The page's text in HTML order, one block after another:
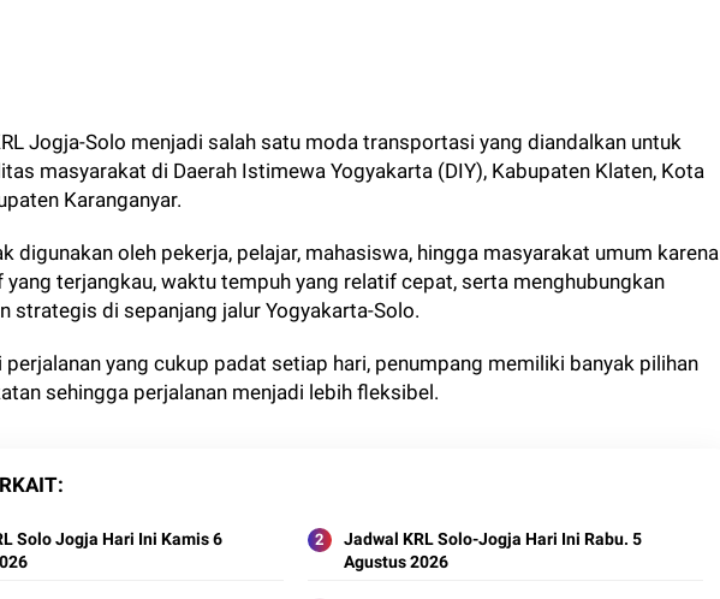
Jogja-Solo menjadi salah satu moda transportasi yang diandalkan untuk
masyarakat di Daerah Istimewa Yogyakarta (DIY), Kabupaten Klaten, Kota
Karanganyar.
digunakan oleh pekerja, pelajar, mahasiswa, hingga masyarakat umum karena
yang terjangkau, waktu tempuh yang relatif cepat, serta menghubungkan
strategis di sepanjang jalur Yogyakarta-Solo.
perjalanan yang cukup padat setiap hari, penumpang memiliki banyak pilihan
sehingga perjalanan menjadi lebih fleksibel.
Solo Jogja Hari Ini Kamis 6
Jadwal KRL Solo-Jogja Hari Ini Rabu. 5
Agustus 2026